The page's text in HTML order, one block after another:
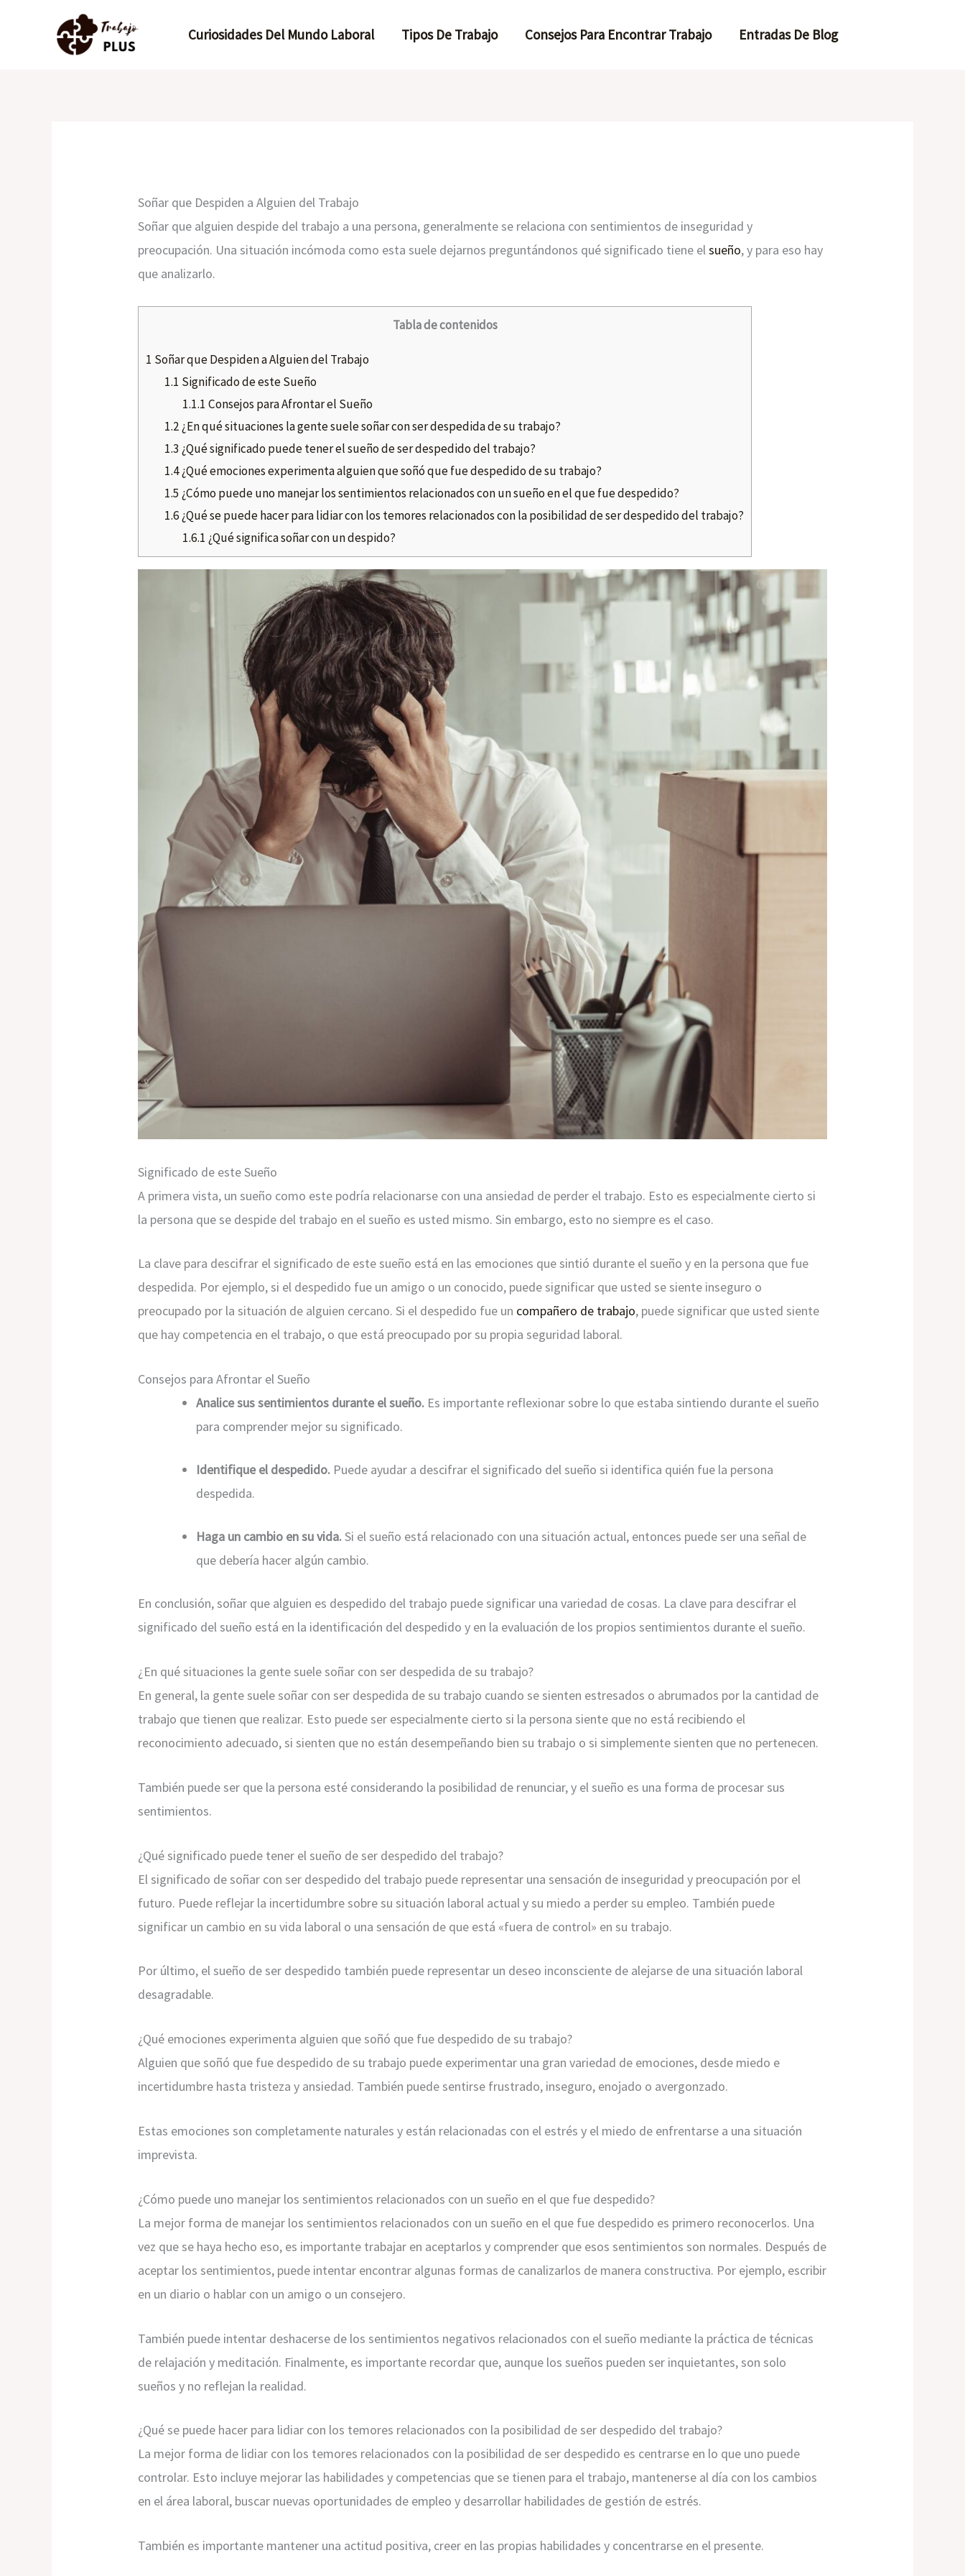
Curiosidades Del Mundo Laboral Tipos De Trabajo Consejos Para Encontrar Trabajo Entradas De Blog
Soñar que Despiden a Alguien del Trabajo
Soñar que alguien despide del trabajo a una persona, generalmente se relaciona con sentimientos de inseguridad y
preocupación. Una situación incómoda como esta suele dejarnos preguntándonos qué significado tiene elsueño, y para eso hay
que analizarlo.
Tabla de contenidos
1 Soñar que Despiden a Alguien del Trabajo
1.1 Significado de este Sueño
1.1.1 Consejos para Afrontar el Sueño
1.2 ¿En qué situaciones la gente suele soñar con ser despedida de su trabajo?
1.3 ¿Qué significado puede tener el sueño de ser despedido del trabajo?
1.4¿Qué emociones experimenta alguien que soñó que fue despedido de su trabajo?
1.5 ¿Cómo puede uno manejar los sentimientos relacionados con un sueño en el que fue despedido?
1.6 ¿Qué se puede hacer para lidiar con los temores relacionados con la posibilidad de ser despedido del trabajo?
1.6.1 ¿Qué significa soñar con un despido?
Significado de este Sueño
A primera vista, un sueño como este podría relacionarse con una ansiedad de perder el trabajo. Esto es especialmente cierto si
la persona que se despide del trabajo en el sueño es usted mismo. Sin embargo, esto no siempre es el caso.
La clave para descifrar el significado de este sueño está en las emociones que sintió durante el sueño y en la persona que fue
despedida. Por ejemplo, si el despedido fue un amigo o un conocido, puede significar que usted se siente inseguro o
preocupado por la situación de alguien cercano. Si el despedido fue un compañero de trabajo, puede significar que usted siente
que hay competencia en el trabajo, o que está preocupado por su propia seguridad laboral.
Consejos para Afrontar el Sueño
Analice sus sentimientos durante el sueño. Es importante reflexionar sobre lo que estaba sintiendo durante el sueño
para comprender mejor su significado.
Identifique el despedido. Puede ayudar a descifrar el significado del sueño si identifica quién fue la persona
despedida.
Haga un cambio en su vida.Si el sueño está relacionado con una situación actual, entonces puede ser una señal de
que debería hacer algún cambio.
En conclusión, soñar que alguien es despedido del trabajo puede significar una variedad de cosas. La clave para descifrar el
significado del sueño está en la identificación del despedido y en la evaluación de los propios sentimientos durante el sueño.
¿En qué situaciones la gente suele soñar con ser despedida de su trabajo?
En general, la gente suele soñar con ser despedida de su trabajo cuando se sienten estresados o abrumados por la cantidad de
trabajo que tienen que realizar. Esto puede ser especialmente cierto si la persona siente que no está recibiendo el
reconocimiento adecuado, si sienten que no están desempeñando bien su trabajo o si simplemente sienten que no pertenecen.
También puede ser que la persona esté considerando la posibilidad de renunciar, y el sueño es una forma de procesar sus
sentimientos.
¿Qué significado puede tener el sueño de ser despedido del trabajo?
El significado de soñar con ser despedido del trabajo puede representar una sensación de inseguridad y preocupación por el
futuro. Puede reflejar la incertidumbre sobre su situación laboral actual y su miedo a perder su empleo. También puede
significar un cambio en su vida laboral o una sensación de que está «fuera de control» en su trabajo.
Por último, el sueño de ser despedido también puede representar un deseo inconsciente de alejarse de una situación laboral
desagradable.
¿Qué emociones experimenta alguien que soñó que fue despedido de su trabajo?
Alguien que soñó que fue despedido de su trabajo puede experimentar una gran variedad de emociones, desde miedo e
incertidumbre hasta tristeza y ansiedad. También puede sentirse frustrado, inseguro, enojado o avergonzado.
Estas emociones son completamente naturales y están relacionadas con el estrés y el miedo de enfrentarse a una situación
imprevista.
¿Cómo puede uno manejar los sentimientos relacionados con un sueño en el que fue despedido?
La mejor forma de manejar los sentimientos relacionados con un sueño en el que fue despedido es primero reconocerlos. Una
vez que se haya hecho eso, es importante trabajar en aceptarlos y comprender que esos sentimientos son normales. Después de
aceptar los sentimientos, puede intentar encontrar algunas formas de canalizarlos de manera constructiva. Por ejemplo, escribir
en un diario o hablar con un amigo o un consejero.
También puede intentar deshacerse de los sentimientos negativos relacionados con el sueño mediante la práctica de técnicas
de relajación y meditación. Finalmente, es importante recordar que, aunque los sueños pueden ser inquietantes, son solo
sueños y no reflejan la realidad.
¿Qué se puede hacer para lidiar con los temores relacionados con la posibilidad de ser despedido del trabajo?
La mejor forma de lidiar con los temores relacionados con la posibilidad de ser despedido es centrarse en lo que uno puede
controlar. Esto incluye mejorar las habilidades y competencias que se tienen para el trabajo, mantenerse al día con los cambios
en el área laboral, buscar nuevas oportunidades de empleo y desarrollar habilidades de gestión de estrés.
También es importante mantener una actitud positiva, creer en las propias habilidades y concentrarse en el presente.